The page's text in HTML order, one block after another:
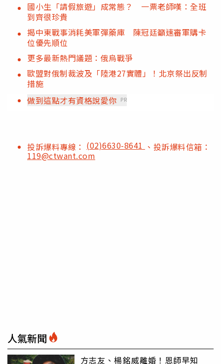
國小生「請假旅遊」成常態？ 一票老師嘆：全班
到齊很珍貴
揭中東戰事消耗美軍彈藥庫 陳冠廷籲速審軍購卡
位優先順位
更多最新熱門議題：俄烏戰爭
歐盟對俄制裁波及「陸港27實體」！北京祭出反制
措施
做到這點才有資格說愛你 PR
投訴爆料專線： (02)6630-8641 、投訴爆料信箱：
119@ctwant.com
人氣新聞
方志友、楊銘威離婚！恩師早知